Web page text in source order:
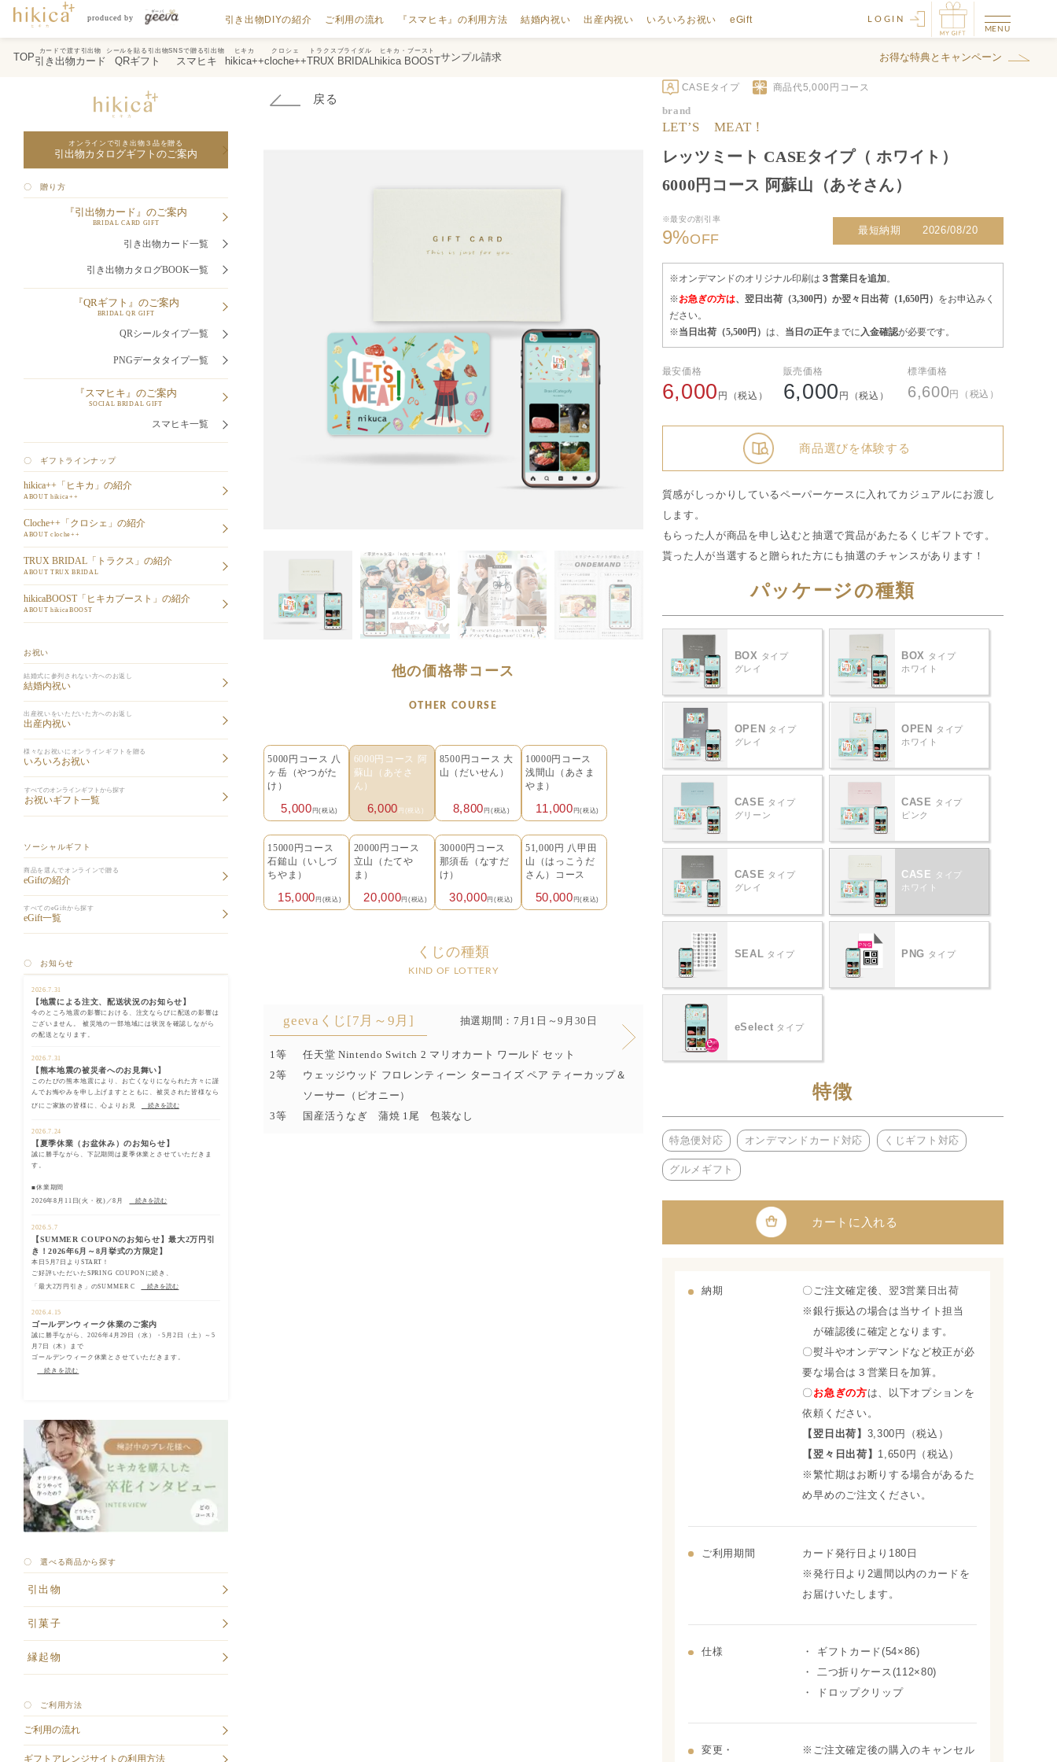
引き出物DIYの紹介 ご利用の流れ 『スマヒキ』の利用方法 結婚内祝い 出産内祝い いろいろお祝い eGift LOGIN
TOP
カードで渡す引出物
引き出物カード
シールを貼る引出物
QRギフト
SNSで贈る引出物
スマヒキ
ヒキカ
hikica++
クロシェ
cloche++
トラクスブライダル
TRUX BRIDAL
ヒキカ・ブースト
hikica BOOSTサンプル請求 お得な特典とキャンペーン
オンラインで引き出物３品を贈る
引出物カタログギフトのご案内
〇 贈り方
『引出物カード』のご案内
BRIDAL CARD GIFT
引き出物カード一覧
引き出物カタログBOOK一覧
『QRギフト』のご案内
BRIDAL QR GIFT
QRシールタイプ一覧
PNGデータタイプ一覧
『スマヒキ』のご案内
SOCIAL BRIDAL GIFT
スマヒキ一覧
〇 ギフトラインナップ
hikica++「ヒキカ」の紹介
ABOUT hikica++
Cloche++「クロシェ」の紹介
ABOUT cloche++
TRUX BRIDAL「トラクス」の紹介
ABOUT TRUX BRIDAL
hikicaBOOST「ヒキカブースト」の紹介
ABOUT hikicaBOOST
お祝い
結婚式に参列されない方へのお返し
結婚内祝い
出産祝いをいただいた方へのお返し
出産内祝い
様々なお祝いにオンラインギフトを贈る
いろいろお祝い
すべてのオンラインギフトから探す
お祝いギフト一覧
ソーシャルギフト
商品を選んでオンラインで贈る
eGiftの紹介
すべてのeGiftから探す
eGift一覧
〇 お知らせ
2026.7.31
【地震による注文、配送状況のお知らせ】
今のところ地震の影響における、注文ならびに配送の影響は
ございません。 被災地の一部地域には状況を確認しながら
の配送となります。
2026.7.31
【熊本地震の被災者へのお見舞い】
このたびの熊本地震により、お亡くなりになられた方々に謹
んでお悔やみを申し上げますとともに、被災された皆様なら
びにご家族の皆様に、心よりお見
続きを読む
2026.7.24
【夏季休業（お盆休み）のお知らせ】
誠に勝手ながら、下記期間は夏季休業とさせていただきま
す。
■休業期間
2026年8月11日(火・祝)／8月
続きを読む
2026.5.7
【SUMMER COUPONのお知らせ】最大2万円引
き！2026年6月～8月挙式の方限定】
本日5月7日よりSTART！
ご好評いただいたSPRING COUPONに続き、
「最大2万円引き」のSUMMER C
続きを読む
2026.4.15
ゴールデンウィーク休業のご案内
誠に勝手ながら、2026年4月29日（水）・5月2日（土）～5
月7日（木）まで
ゴールデンウィーク休業とさせていただきます。
続きを読む
〇 選べる商品から探す
引出物
引菓子
縁起物
〇 ご利用方法
ご利用の流れ
ギフトアレンジサイトの利用方法
戻る
他の価格帯コース
OTHER COURSE
5000円コース 八
ヶ岳（やつがた
け）
5,000円(税込)
6000円コース 阿
蘇山（あそさ
ん）
6,000 円(税込)
8500円コース 大
山（だいせん）
8,800円(税込)
10000円コース
浅間山（あさま
やま）
11,000円(税込)
15000円コース
石鎚山（いしづ
ちやま）
15,000円(税込)
20000円コース
立山（たてや
ま）
20,000円(税込)
30000円コース
那須岳（なすだ
け）
30,000円(税込)
51,000円 八甲田
山（はっこうだ
さん）コース
50,000円(税込)
くじの種類
KIND OF LOTTERY
geevaくじ[7月～9月] 抽選期間：7月1日～9月30日
1等
任天堂 Nintendo Switch 2 マリオカート ワールド セット
2等
ウェッジウッド フロレンティーン ターコイズ ペア ティーカップ＆
ソーサー（ピオニー）
3等
国産活うなぎ 蒲焼 1尾 包装なし
CASEタイプ 商品代5,000 円コース
brand
LET’S MEAT！
レッツミート CASEタイプ（ ホワイト）
6000円コース 阿蘇山（あそさん）
※最安の割引率
9%OFF
最短納期 2026/08/20
※オンデマンドのオリジナル印刷は ３営業日を追加 。
※お急ぎの方は、翌日出荷（3,300円）か翌々日出荷（1,650円） をお申込みく
ださい。
※当日出荷（5,500円）は、 当日の正午までに 入金確認が必要です。
最安価格
6,000 円（税込）
販売価格
6,000 円（税込）
標準価格
6,600円（税込）
商品選びを体験する
質感がしっかりしているペーパーケースに入れてカジュアルにお渡し
します。
もらった人が商品を申し込むと抽選で賞品があたるくじギフトです。
貰った人が当選すると贈られた方にも抽選のチャンスがあります！
カートに入れる
パッケージの種類
BOX
タイプ
グレイ
BOX
タイプ
ホワイト
OPEN タイプ
グレイ
OPEN タイプ
ホワイト
CASE タイプ
グリーン
CASE
タイプ
ピンク
CASE タイプ
グレイ
CASE
タイプ
ホワイト
SEAL タイプ PNG タイプ
eSelect タイプ
特徴
特急便対応 オンデマンドカード対応 くじギフト対応
グルメギフト
納期
〇ご注文確定後、翌3営業日出荷
※銀行振込の場合は当サイト担当
が確認後に確定となります。
〇熨斗やオンデマンドなど校正が必
要な場合は３営業日を加算。
〇お急ぎの方は、以下オプションを
依頼ください。
【翌日出荷】 3,300円（税込）
【翌々日出荷】 1,650円（税込）
※繁忙期はお断りする場合があるた
め早めのご注文ください。
ご利用期間
カード発行日より180日
※発行日より2週間以内のカードを
お届けいたします。
仕様
・ ギフトカード(54×86)
・ 二つ折りケース(112×80)
・ ドロップクリップ
変更・
※ご注文確定後の購入のキャンセル